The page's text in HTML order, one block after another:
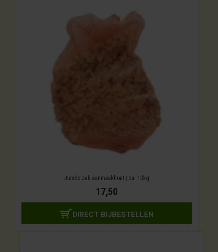
Jumbo zak aanmaakhout | ca. 10kg
17,50
DIRECT BIJBESTELLEN